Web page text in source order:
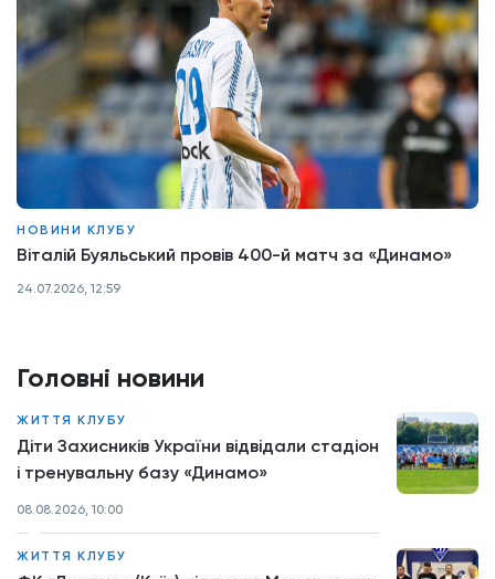
Головні новини
ЖИТТЯ КЛУБУ
Діти Захисників України відвідали стадіон
і тренувальну базу «Динамо»
08.08.2026, 10:00
ЖИТТЯ КЛУБУ
НОВИНИ КЛУБУ
Віталій Буяльський провів 400-й матч за «Динамо»
24.07.2026, 12:59